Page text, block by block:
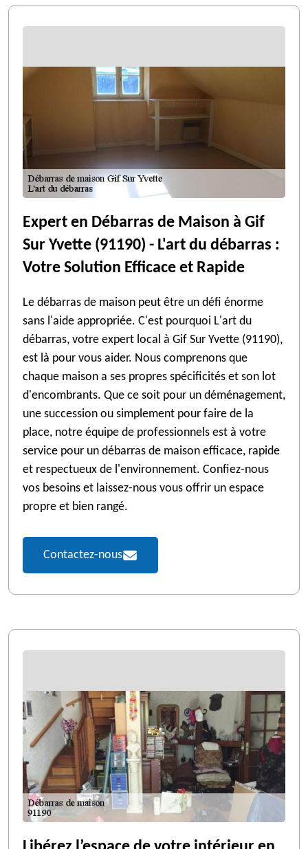
Expert en Débarras de Maison à Gif
Sur Yvette (91190) - L'art du débarras :
Votre Solution Efficace et Rapide
Le débarras de maison peut être un défi énorme
sans l'aide appropriée. C'est pourquoi L'art du
débarras, votre expert local à Gif Sur Yvette (91190),
est là pour vous aider. Nous comprenons que
chaque maison a ses propres spécificités et son lot
d'encombrants. Que ce soit pour un déménagement,
une succession ou simplement pour faire de la
place, notre équipe de professionnels est à votre
service pour un débarras de maison efficace, rapide
et respectueux de l'environnement. Confiez-nous
vos besoins et laissez-nous vous offrir un espace
propre et bien rangé.
Contactez-nous